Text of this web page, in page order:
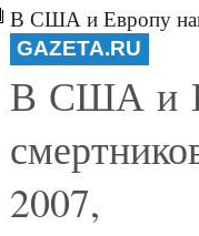
В США и Европу
GAZETA.RU
В США и
2007,